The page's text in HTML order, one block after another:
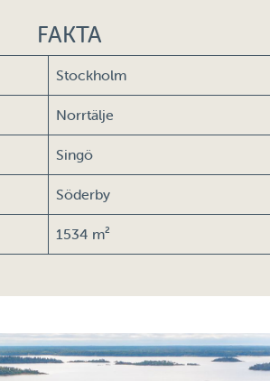
FAKTA
Stockholm
Norrtälje
Singö
Söderby
1534 m²